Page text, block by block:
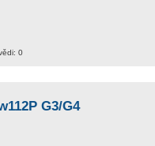
0
G3/G4